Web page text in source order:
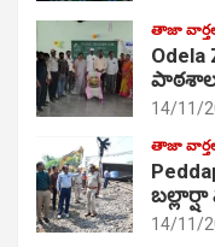
తాజా
14/11/
తాజా
బల్లార్షా
14/11/